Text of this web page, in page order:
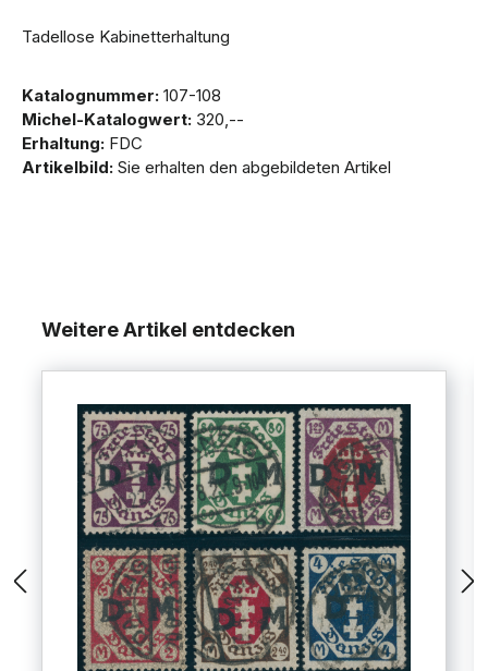
Tadellose Kabinetterhaltung
Katalognummer: 107-108
Michel-Katalogwert: 320,--
Erhaltung: FDC
Artikelbild: Sie erhalten den abgebildeten Artikel
Weitere Artikel entdecken